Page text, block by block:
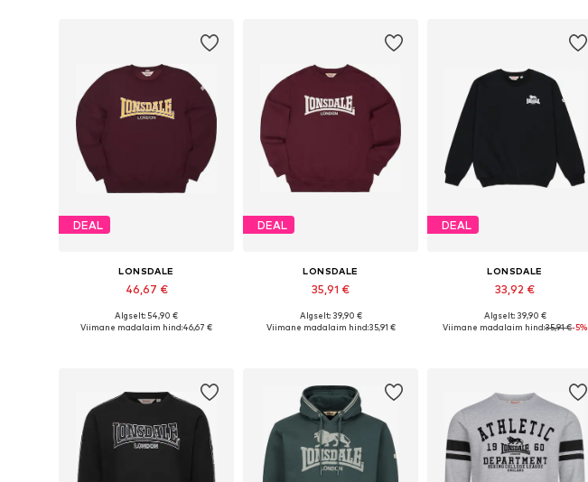
DEAL
LONSDALE
46,67 €
Algselt: 54,90 €
Viimane madalaim hind:46,67 €
DEAL
LONSDALE
35,91 €
Algselt: 39,90 €
Viimane madalaim hind:35,91 €
DEAL
LONSDALE
33,92 €
Algselt: 39,90 €
Viimane madalaim hind:35,91 €-5%